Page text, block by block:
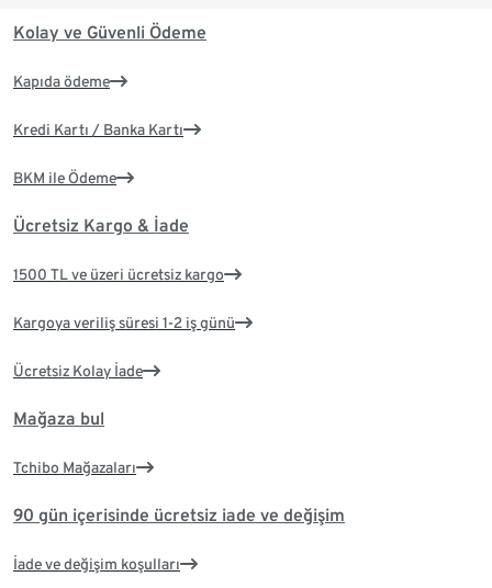
Kolay ve Güvenli Ödeme
Kapıda ödeme
Kredi Kartı / Banka Kartı
BKM ile Ödeme
Ücretsiz Kargo & İade
1500 TL ve üzeri ücretsiz kargo
Kargoya veriliş süresi 1-2 iş günü
Ücretsiz Kolay İade
Mağaza bul
Tchibo Mağazaları
90 gün içerisinde ücretsiz iade ve değişim
İade ve değişim koşulları